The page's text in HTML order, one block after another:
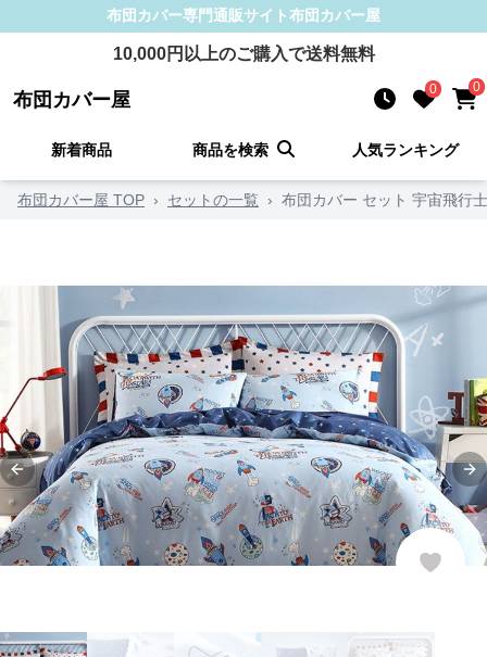
布団カバー専門通販サイト布団カバー屋
10,000円以上のご購入で送料無料
布団カバー屋 0 0
新着商品 商品を検索 人気ランキング
布団カバー屋 TOP › セットの一覧 › 布団カバー セット 宇宙飛行
Previous slide